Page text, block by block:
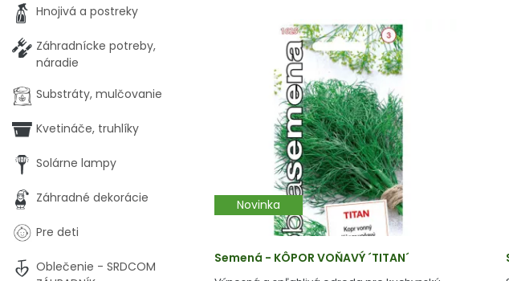
Novinka
Semená - KÔPOR VOŇAVÝ ´TITAN´
Hnojivá a postreky
Záhradnícke potreby,
náradie
Substráty, mulčovanie
Kvetináče, truhlíky
Solárne lampy
Záhradné dekorácie
Pre deti
Oblečenie - SRDCOM